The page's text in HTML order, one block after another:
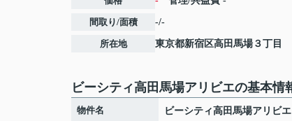
間取り/面積 -/-
所在地 東京都新宿区高田馬場３丁目
ビーシティ高田馬場アリビエの基本情
物件名 ビーシティ高田馬場アリビエ